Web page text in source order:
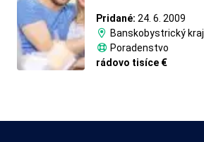
Pridané: 24. 6. 2009
Banskobystrický kraj
Poradenstvo
rádovo tisíce €